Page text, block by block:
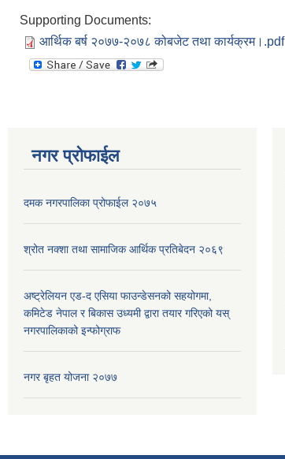
Supporting Documents:
आर्थिक बर्ष २०७७-२०७८ कोबजेट तथा कार्यक्रम।.pdf
नगर प्रोफाईल
दमक नगरपालिका प्रोफाईल २०७५
श्रोत नक्शा तथा सामाजिक आर्थिक प्रतिबेदन २०६९
अष्ट्रेलियन एड-द एसिया फाउन्डेसनको सहयोगमा,
कमिटेड नेपाल र बिकास उध्यमी द्वारा तयार गरिएको यस्
नगरपालिकाको इन्फोग्राफ
नगर बृहत योजना २०७७